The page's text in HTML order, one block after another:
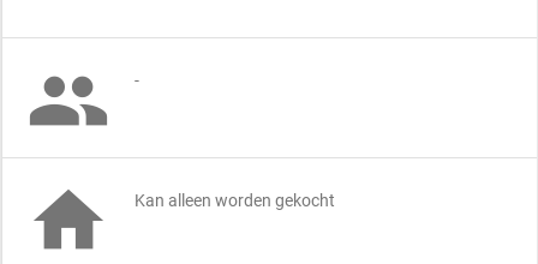
 -
 Kan alleen worden gekocht